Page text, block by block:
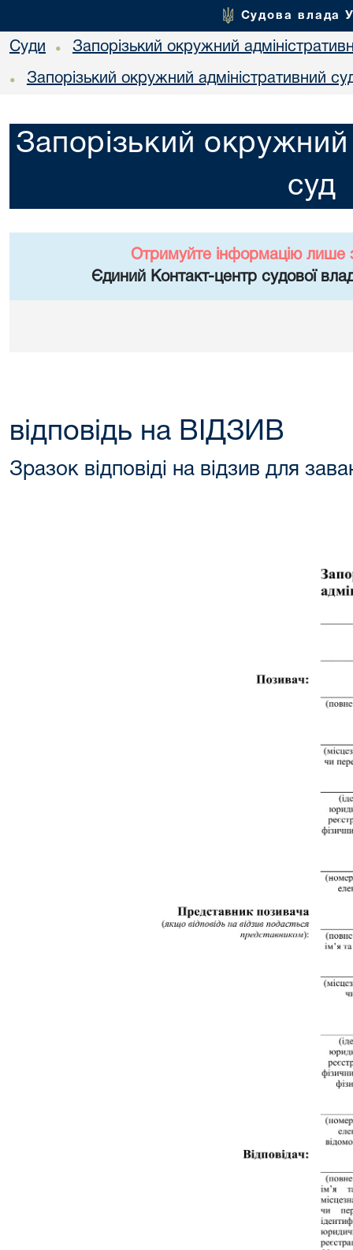
Судова влада
Суди • Запорізький окружний
• Запорізький окружний адміністративний
Запорізький окружний
суд
Отримуйте інформацію лише
Єдиний Контакт-центр судової
відповідь на ВІДЗИВ
Зразок відповіді на відзив для